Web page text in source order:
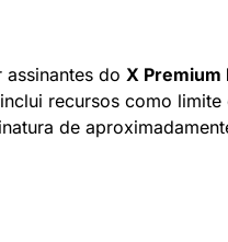
do X Premium
recursos como
de